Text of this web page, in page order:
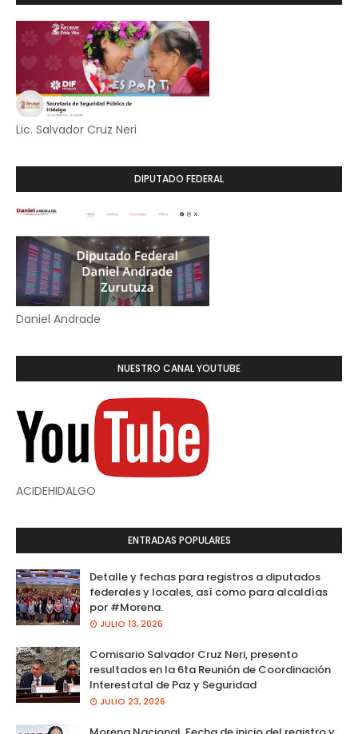
Lic. Salvador Cruz Neri
DIPUTADO FEDERAL
Daniel Andrade
NUESTRO CANAL YOUTUBE
ACIDEHIDALGO
ENTRADAS POPULARES
Detalle y fechas para registros a diputados
federales y locales, así como para alcaldías
por #Morena.
JULIO 13, 2026
Comisario Salvador Cruz Neri, presento
resultados en la 6ta Reunión de Coordinación
Interestatal de Paz y Seguridad
JULIO 23, 2026